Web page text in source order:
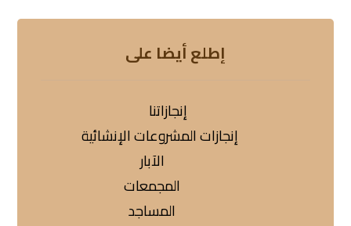
إطلع أيضا على
إنجازاتنا
إنجازات المشروعات الإنشائية
الآبار
المجمعات
المساجد